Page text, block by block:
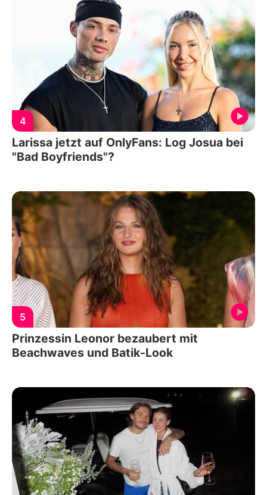
4
Larissa jetzt auf OnlyFans: Log Josua bei
"Bad Boyfriends"?
5
Prinzessin Leonor bezaubert mit
Beachwaves und Batik-Look